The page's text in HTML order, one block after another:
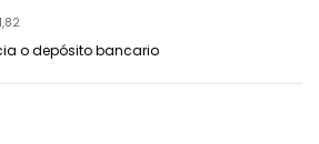
o depósito bancario